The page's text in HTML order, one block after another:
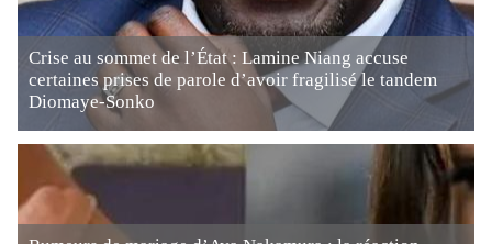
Crise au sommet de l’État : Lamine Niang accuse
certaines prises de parole d’avoir fragilisé le tandem
Diomaye-Sonko